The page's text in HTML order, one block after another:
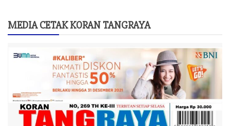
MEDIA CETAK KORAN TANGRAYA